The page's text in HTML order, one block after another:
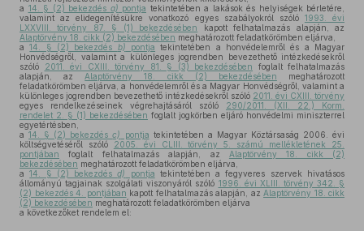
a 14. § (2) bekezdés a) pontja tekintetében a lakások és helyiségek bérletére,
valamint az elidegenítésükre vonatkozó egyes szabályokról szóló 1993. évi
LXXVIII. törvény 87. § (1) bekezdésében
kapott felhatalmazás alapján, az
Alaptörvény 18. cikk (2) bekezdésében meghatározott feladatkörömben eljárva,
a14. § (2) bekezdés b) pontja tekintetében a honvédelemről és a Magyar
Honvédségről, valamint a különleges jogrendben bevezethető intézkedésekről
szóló
2011. évi CXIII. törvény 81. § (3) bekezdésében foglalt felhatalmazás
alapján, az Alaptörvény 18. cikk (2) bekezdésében meghatározott
feladatkörömben eljárva, a honvédelemről és a Magyar Honvédségről, valamint a
különleges jogrendben bevezethető intézkedésekről szóló 2011. évi CXIII. törvény
egyes rendelkezéseinek végrehajtásáról szóló 290/2011. (XII. 22.) Korm.
rendelet 2. § (1) bekezdésében foglalt jogkörben eljáró honvédelmi miniszterrel
egyetértésben,
a14. § (2) bekezdésc) pontja tekintetében a Magyar Köztársaság 2006. évi
költségvetéséről szóló
2005. évi CLIII. törvény 5. számú mellékletének 25.
pontjában foglalt felhatalmazás alapján, az Alaptörvény 18. cikk (2)
bekezdésében meghatározott feladatkörömben eljárva,
a14. § (2) bekezdésd) pontja tekintetében a fegyveres szervek hivatásos
állományú tagjainak szolgálati viszonyáról szóló 1996. évi XLIII. törvény 342. §
(2) bekezdés 4. pontjában kapott felhatalmazás alapján, az Alaptörvény 18. cikk
(2) bekezdésében meghatározott feladatkörömben eljárva
a következőket rendelem el: